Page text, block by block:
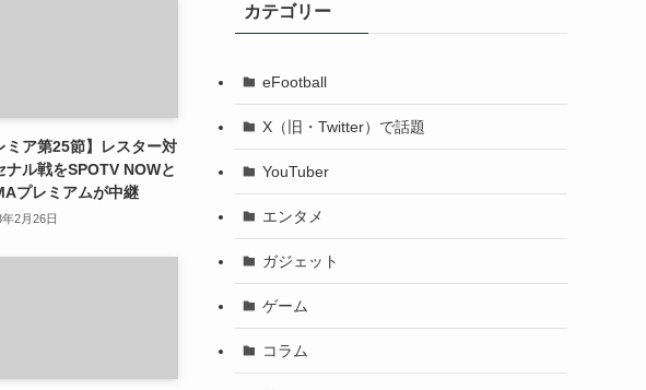
ミア第25節】レスター対
ナル戦をSPOTV NOWと
プレミアムが中継
2月26日
カテゴリー
eFootball
X（旧・Twitter）で話題
YouTuber
エンタメ
ガジェット
ゲーム
コラム